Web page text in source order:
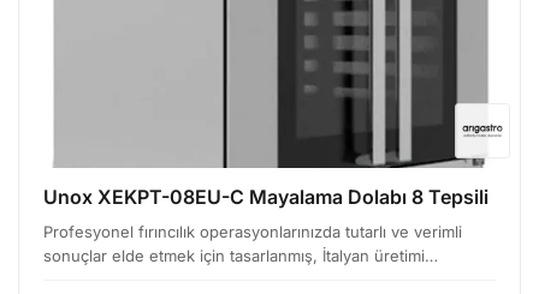
Unox XEKPT-08EU-C Mayalama Dolabı 8 Tepsili
Profesyonel fırıncılık operasyonlarınızda tutarlı ve verimli
sonuçlar elde etmek için tasarlanmış, İtalyan üretimi